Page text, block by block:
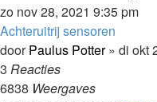
zo nov 28, 2021 9:35 pm
Achteruitrij sensoren
doorPaulus Potter» di okt
3 Reacties
6838 Weergaves